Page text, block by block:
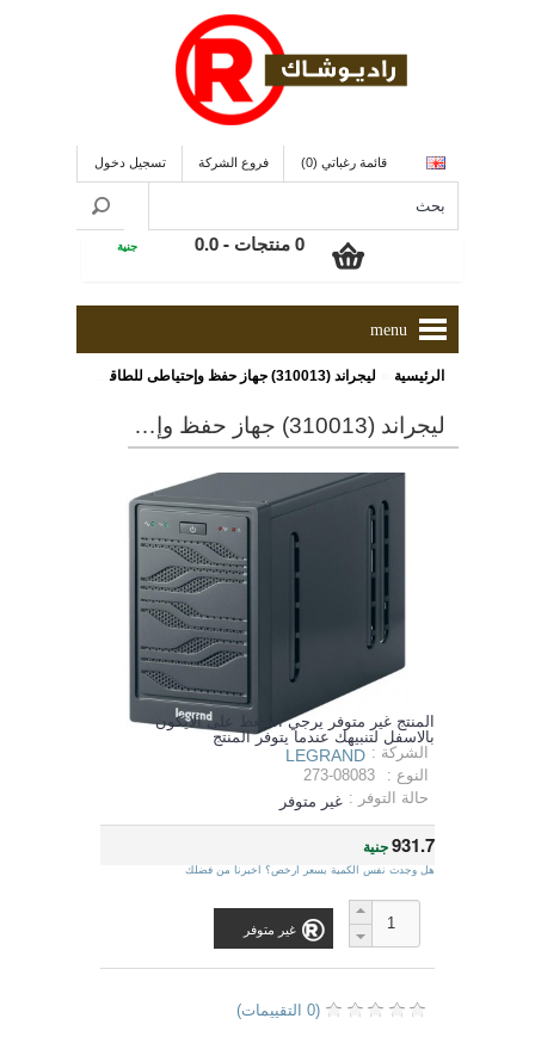
قائمة رغباتي (0) فروع الشركة تسجيل دخول
0 منتجات - 0.0 جنية
menu
الرئيسية ليجراند (310013) جهاز حفظ وإحتياطى للطاقة (يو بى إس) 1000 فولت أمبير / 600 وات
ليجراند (310013) جهاز حفظ وإحتياطى للطاقة (يو بى إس) 1000 فولت أمبير / 600 وات
المنتج غير متوفر يرجي الضغط على الايكون
بالاسفل لتنبيهك عندما يتوفر المنتج
الشركة : LEGRAND
النوع :
273-08083
حالة التوفر : غير متوفر
931.7جنية
هل وجدت نفس الكمية بسعر ارخص؟ اخبرنا من فضلك
غير متوفر
(0 التقييمات)